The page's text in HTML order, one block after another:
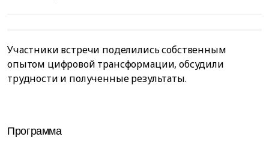
Участники встречи поделились собственным
опытом цифровой трансформации, обсудили
трудности и полученные результаты.
Программа